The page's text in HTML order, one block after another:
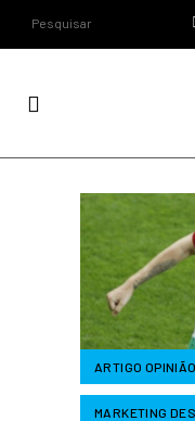
ARTIGO OPINIÃO
MARKETING